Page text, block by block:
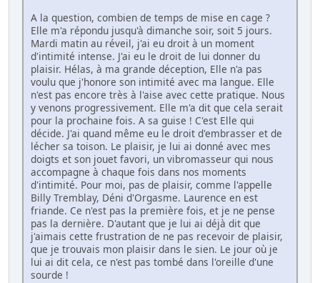
A la question, combien de temps de mise en cage ?
Elle m'a répondu jusqu'à dimanche soir, soit 5 jours.
Mardi matin au réveil, j'ai eu droit à un moment
d'intimité intense. J'ai eu le droit de lui donner du
plaisir. Hélas, à ma grande déception, Elle n'a pas
voulu que j'honore son intimité avec ma langue. Elle
n'est pas encore très à l'aise avec cette pratique. Nous
y venons progressivement. Elle m'a dit que cela serait
pour la prochaine fois. A sa guise ! C'est Elle qui
décide. J'ai quand même eu le droit d'embrasser et de
lécher sa toison. Le plaisir, je lui ai donné avec mes
doigts et son jouet favori, un vibromasseur qui nous
accompagne à chaque fois dans nos moments
d'intimité. Pour moi, pas de plaisir, comme l'appelle
Billy Tremblay, Déni d'Orgasme. Laurence en est
friande. Ce n'est pas la première fois, et je ne pense
pas la dernière. D'autant que je lui ai déjà dit que
j'aimais cette frustration de ne pas recevoir de plaisir,
que je trouvais mon plaisir dans le sien. Le jour où je
lui ai dit cela, ce n'est pas tombé dans l'oreille d'une
sourde !